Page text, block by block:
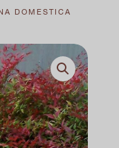
DOMESTICA